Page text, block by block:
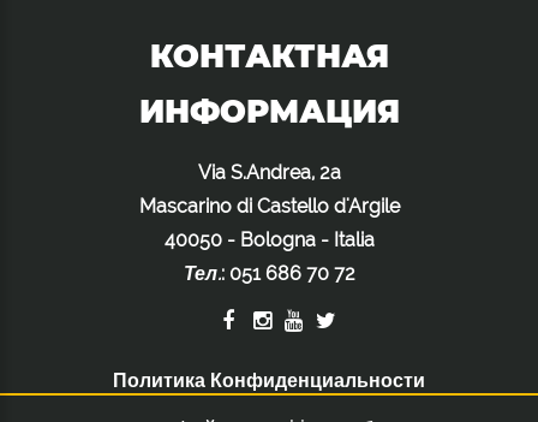
КОНТАКТНАЯ
ИНФОРМАЦИЯ
Via S.Andrea, 2a
Mascarino di Castello d'Argile
40050 - Bologna - Italia
Тел.: 051 686 70 72
Политика Конфиденциальности
Политика Использования Файлов Cookie